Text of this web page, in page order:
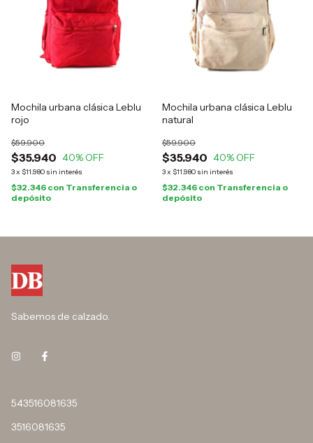
Mochila urbana clásica Leblu
rojo
$35.940
$59.900
40% OFF
3x $11.980 sin interés
$32.346 con Transferencia o
depósito
Mochila urbana clásica Leblu
natural
$35.940
$59.900
40% OFF
3x $11.980 sin interés
$32.346 con Transferencia o
depósito
Sabemos de calzado.
543516081635
3516081635